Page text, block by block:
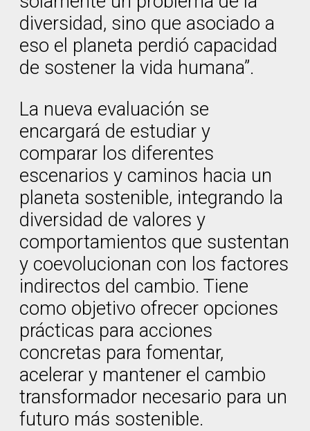
diversidad, sino que asociado a
eso el planeta perdió capacidad
de sostener la vida humana”.
La nueva evaluación se
encargará de estudiar y
comparar los diferentes
escenarios y caminos hacia un
planeta sostenible, integrando la
diversidad de valores y
comportamientos que sustentan
y coevolucionan con los factores
indirectos del cambio. Tiene
como objetivo ofrecer opciones
prácticas para acciones
concretas para fomentar,
acelerar y mantener el cambio
transformador necesario para un
futuro más sostenible.